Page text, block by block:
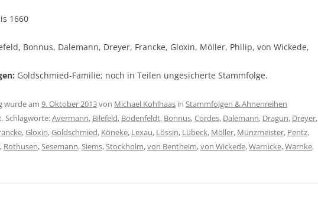
1660
Bonnus, Dalemann, Dreyer, Francke, Gloxin, Möller, Philip, von Wickede,
Goldschmied-Familie; noch in Teilen ungesicherte Stammfolge.
wurde am 9. Oktober 2013von Michael Kohlhaas in Stammfolgen & Ahnenreihen
Schlagworte:Avermann, Bilefeld, Bodenfeldt, Bonnus,Cordes, Dalemann, Dragun, Dreyer,
,Gloxin,Goldschmied, Köneke, Lexau, Lössin, Lübeck, Möller, Münzmeister, Pentz,
, Rothusen,Sesemann,Siems,Stockholm,von Bentheim,von Wickede,Warnicke,Warnke,